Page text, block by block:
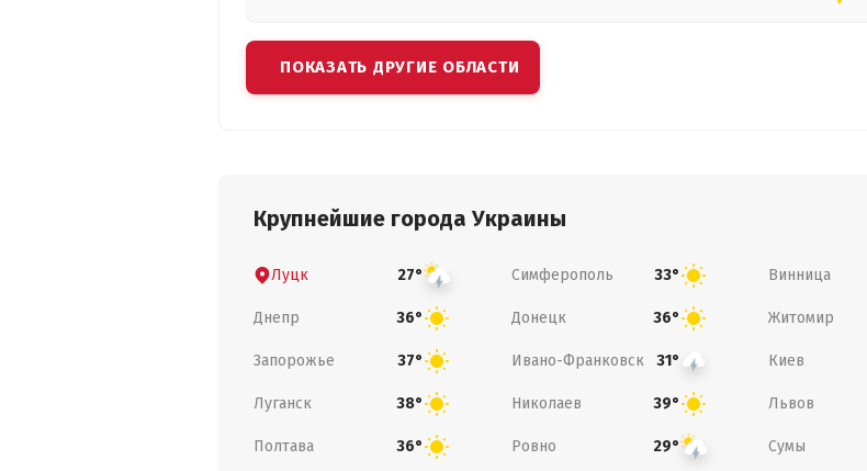
ПОКАЗАТЬ ДРУГИЕ ОБЛАСТИ
Крупнейшие города Украины
Луцк 27° Симферополь 33° Винница
Днепр 36° Донецк 36° Житомир
Запорожье 37° Ивано-Франковск 31° Киев
Луганск 38° Николаев 39° Львов
Полтава 36° Ровно 29° Сумы